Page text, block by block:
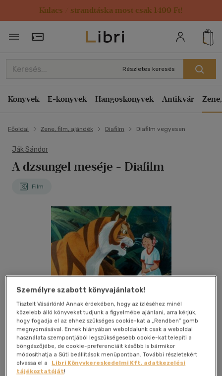
Kulacs / strandtáska most csak 1499 Ft!
Törzsvásárlói Kártya adatai
Részletes keresés
Könyvek E-könyvek Hangoskönyvek Antikvár
Főoldal Zene, film, ajándék Diafilm Diafilm vegyesen
Ják Sándor
A dzsungel meséje - Diafilm
Film
Kívánságlistához adom Megosztom
Diafilmgyártó Kft. |2016|magyar nyelvű|műanyag
dobozban
Személyre szabott könyvajánlatok!
Tisztelt Vásárlónk! Annak érdekében, hogy az ízléséhez minél
közelebb álló könyveket tudjunk a figyelmébe ajánlani, arra kérjük,
hogy fogadja el az ehhez szükséges cookie-kat a „Rendben” gomb
megnyomásával. Ennek hiányában weboldalunk csak a weboldal
használata szempontjából legszükségesebb cookie-kat telepíti a
böngészőjébe, de cookie-preferenciáit később is bármikor
módosíthatja a Süti beállítások menüpontban. További részletekért
olvassa el a
Libri Könyvkereskedelmi Kft. adatkezelési
tájékoztatóját!